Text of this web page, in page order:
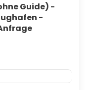
Guide) -
-